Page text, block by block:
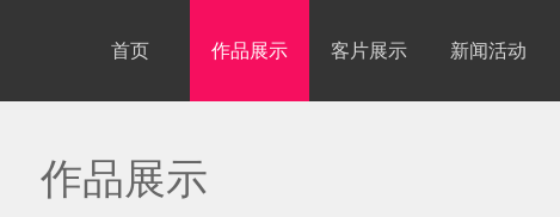
首页 作品展示 客片展示 新闻活动
作品展示